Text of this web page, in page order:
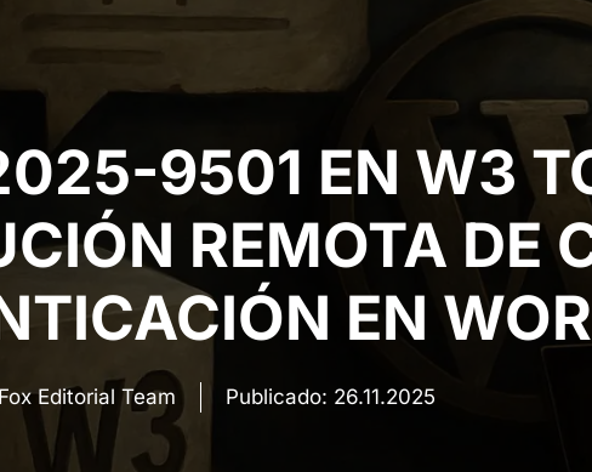
9501 EN W3
REMOTA DE
EN
Editorial Team Publicado: 26.11.2025